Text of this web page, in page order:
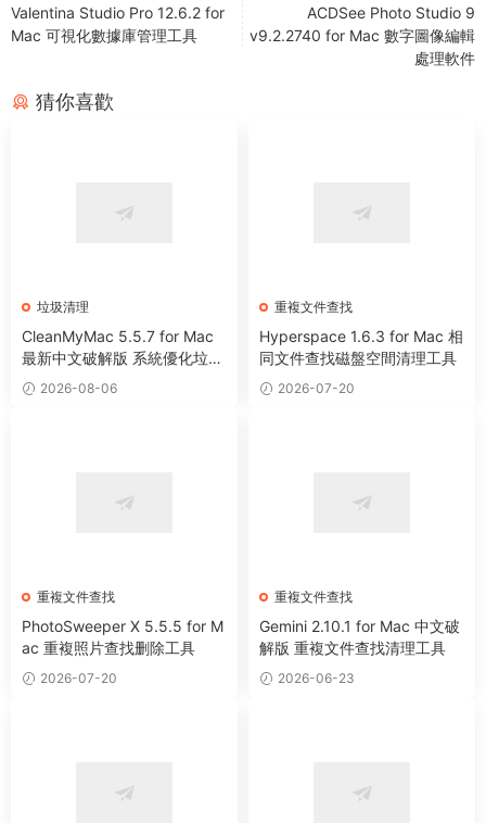
Valentina Studio Pro 12.6.2 for
Mac 可視化數據庫管理工具
ACDSee Photo Studio 9
v9.2.2740 for Mac 數字圖像編輯
處理軟件
猜你喜歡
垃圾清理
CleanMyMac 5.5.7 for Mac
最新中文破解版 系統優化垃圾
清理工具
2026-08-06
重複文件查找
Hyperspace 1.6.3 for Mac 相
同文件查找磁盤空間清理工具
2026-07-20
重複文件查找
PhotoSweeper X 5.5.5 for M
ac 重複照片查找删除工具
2026-07-20
重複文件查找
Gemini 2.10.1 for Mac 中文破
解版 重複文件查找清理工具
2026-06-23